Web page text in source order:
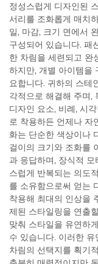
정성스럽게 디자인된
서리를 조화롭게 매치
일, 마감, 크기 면에서
구성되어 있습니다. 패
한 차림을 세련되고 완
하지만, 개별 아이템을
요합니다. 귀하의 스테
각적으로 해결해 주며,
디자인 요소, 비례, 시
로 착용하든 언제나 자
화는 단순한 색상이나
걸이의 크기와 조화를
과 응답하며, 장식적
스럽게 반복되는 의도
를 소유함으로써 얻는
착용해 최대의 인상을
제된 스타일링을 연출
맞춰 스타일을 유연하
수 있습니다. 이러한
차림의 선택지를 획기